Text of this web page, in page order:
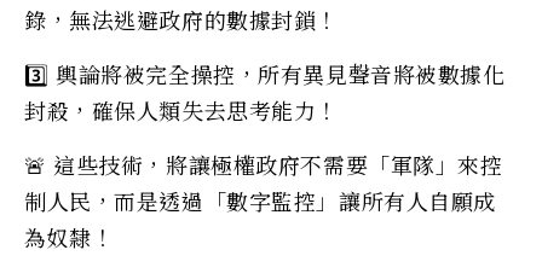
錄，無法逃避政府的數據封鎖！
3️⃣ 輿論將被完全操控，所有異見聲音將被數據化
封殺，確保人類失去思考能力！
🚨 這些技術，將讓極權政府不需要「軍隊」來控
制人民，而是透過「數字監控」讓所有人自願成
為奴隸！